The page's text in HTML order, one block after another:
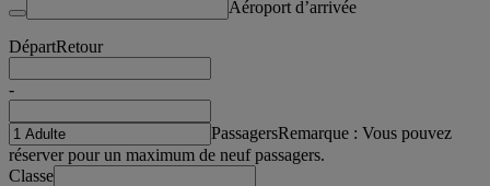
Aéroport d’arrivée
DépartRetour
-
PassagersRemarque : Vous pouvez
réserver pour un maximum de neuf passagers.
Classe